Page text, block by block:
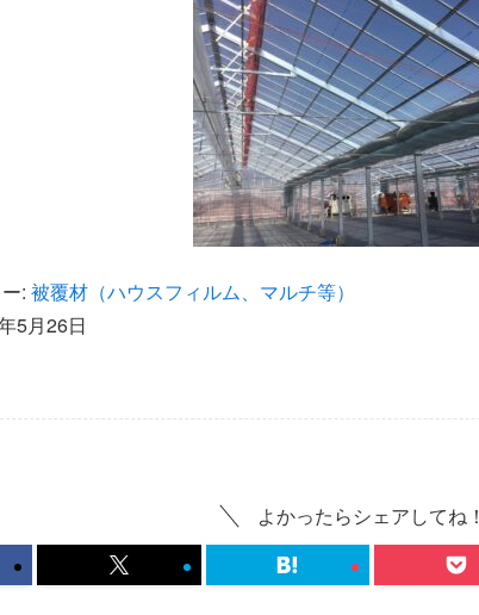
: 被覆材（ハウスフィルム、マルチ等）
5月26日
よかったらシェアしてね！